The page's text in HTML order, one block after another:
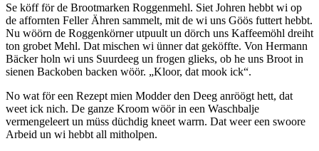
Se köff för de Brootmarken Roggenmehl. Siet Johren hebbt wi op
de affornten Feller Ähren sammelt, mit de wi uns Göös futtert hebbt.
Nu wöörn de Roggenkörner utpuult un dörch uns Kaffeemöhl dreiht
ton grobet Mehl. Dat mischen wi ünner dat geköffte. Von Hermann
Bäcker holn wi uns Suurdeeg un frogen glieks, ob he uns Broot in
sienen Backoben backen wöör.
Kloor, dat mook ick .
No wat för een Rezept mien Modder den Deeg anröögt hett, dat
weet ick nich. De ganze Kroom wöör in een Waschbalje
vermengeleert un müss düchdig kneet warrn. Dat weer een swoore
Arbeid un wi hebbt all mitholpen.